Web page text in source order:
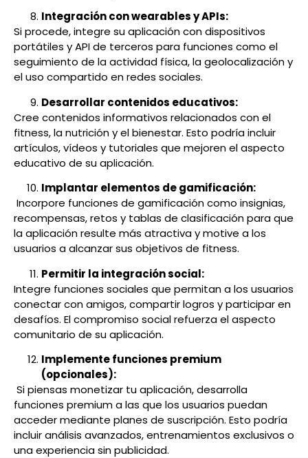
Integración con wearables y APIs:
Si procede, integre su aplicación con dispositivos
portátiles y API de terceros para funciones como el
seguimiento de la actividad física, la geolocalización y
el uso compartido en redes sociales.
Desarrollar contenidos educativos:
Cree contenidos informativos relacionados con el
fitness, la nutrición y el bienestar. Esto podría incluir
artículos, vídeos y tutoriales que mejoren el aspecto
educativo de su aplicación.
Implantar elementos de gamificación:
Incorpore funciones de gamificación como insignias,
recompensas, retos y tablas de clasificación para que
la aplicación resulte más atractiva y motive a los
usuarios a alcanzar sus objetivos de fitness.
Permitir la integración social:
Integre funciones sociales que permitan a los usuarios
conectar con amigos, compartir logros y participar en
desafíos. El compromiso social refuerza el aspecto
comunitario de su aplicación.
Implemente funciones premium
(opcionales):
Si piensas monetizar tu aplicación, desarrolla
funciones premium a las que los usuarios puedan
acceder mediante planes de suscripción. Esto podría
incluir análisis avanzados, entrenamientos exclusivos o
una experiencia sin publicidad.